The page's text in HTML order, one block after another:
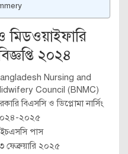
মিডওয়াইফারি
২০২৪
Nursing and
Council (BNMC)
বিএসসি ও ডিপ্লোমা নার্সিং
২০২৫
পাস
ফেব্রুয়ারি ২০২৫